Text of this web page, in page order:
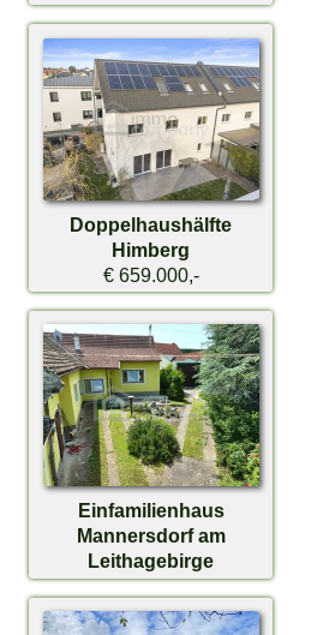
Doppelhaushälfte
Himberg
€ 659.000,-
Einfamilienhaus
Mannersdorf am
Leithagebirge
€ 649.000,-